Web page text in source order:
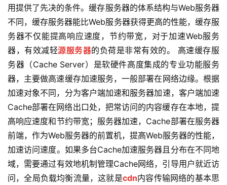
用提供了先决的条件。缓存服务器的体系结构与Web服务器
不同，缓存服务器能比Web服务器获得更高的性能，缓存服
务器不仅能提高响应速度，节约带宽，对于加速Web服务
器，有效减轻源服务器的负荷是非常有效的。 高速缓存服
务器（Cache Server）是软硬件高度集成的专业功能服务
器，主要做高速缓存加速服务，一般部署在网络边缘。根据
加速对象不同，分为客户端加速和服务器加速，客户端加速
Cache部署在网络出口处，把常访问的内容缓存在本地，提
高响应速度和节约带宽；服务器加速，Cache部署在服务器
前端，作为Web服务器的前置机，提高Web服务器的性能，
加速访问速度。如果多台Cache加速服务器且分布在不同地
域，需要通过有效地机制管理Cache网络，引导用户就近访
问，全局负载均衡流量，这就是cdn内容传输网络的基本思